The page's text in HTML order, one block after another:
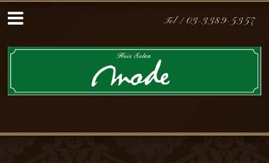
Tel / 03-3389-5357